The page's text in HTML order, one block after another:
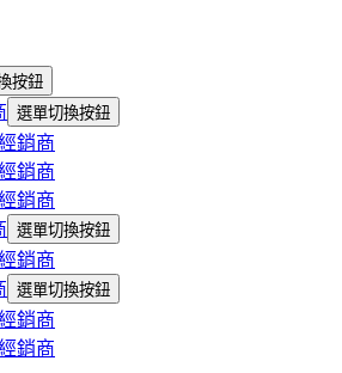
按鈕
選單切換按鈕
銷商
銷商
銷商
選單切換按鈕
銷商
選單切換按鈕
銷商
銷商